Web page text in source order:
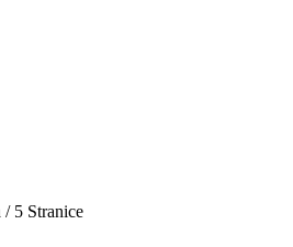
/ 5 Stranice